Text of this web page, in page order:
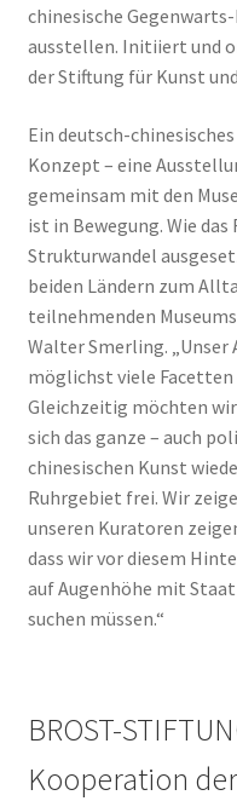
chinesische
ausstellen. Initiiert und
der Stiftung für Kunst
Ein deutsch-
Konzept – eine
gemeinsam mit den
ist in Bewegung. Wie
Strukturwandel
beiden Ländern zum
teilnehmenden
Walter Smerling.
möglichst viele Facetten
Gleichzeitig möchten
sich das ganze – auch
chinesischen Kunst
Ruhrgebiet frei. Wir
unseren Kuratoren
dass wir vor diesem
auf Augenhöhe mit
suchen müssen.“
BROST-
Kooperation